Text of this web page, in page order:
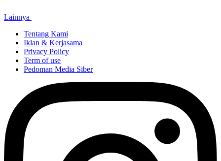
Lainnya
Tentang Kami
Iklan & Kerjasama
Privacy Policy
Term of use
Pedoman Media Siber